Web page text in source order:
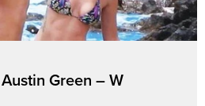
Green – W